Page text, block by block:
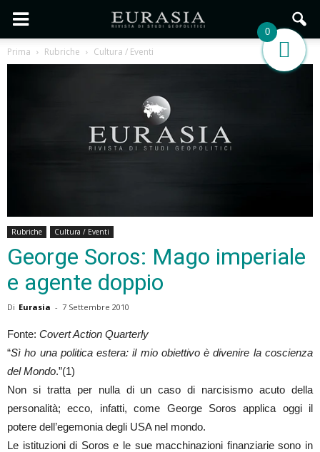
Prima Rubriche Cultura / Eventi
Rubriche Cultura / Eventi
George Soros: Mago imperiale
e agente doppio
Di Eurasia - 7 Settembre 2010
Fonte: Covert Action Quarterly
“Sì ho una politica estera: il mio obiettivo è divenire la coscienza
del Mondo.”(1)
Non si tratta per nulla di un caso di narcisismo acuto della
personalità; ecco, infatti, come George Soros applica oggi il
potere dell’egemonia degli USA nel mondo.
Le istituzioni di Soros e le sue macchinazioni finanziarie sono in
0